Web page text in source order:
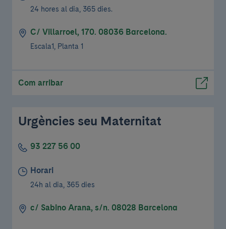
24 hores al dia, 365 dies.
C/ Villarroel, 170. 08036 Barcelona.
Escala1, Planta 1
Com arribar
Urgències seu Maternitat
93 227 56 00
Horari
24h al dia, 365 dies
c/ Sabino Arana, s/n. 08028 Barcelona